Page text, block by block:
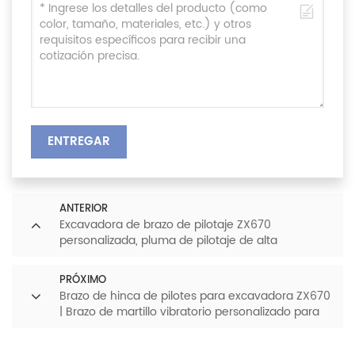
ENTREGAR
ANTERIOR
Excavadora de brazo de pilotaje ZX670
personalizada, pluma de pilotaje de alta
PRÓXIMO
Brazo de hinca de pilotes para excavadora ZX670
| Brazo de martillo vibratorio personalizado para